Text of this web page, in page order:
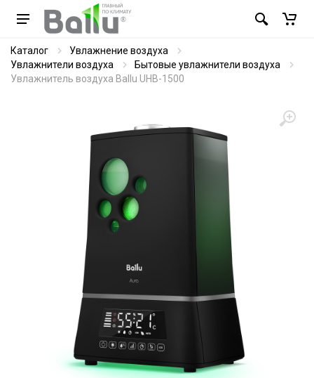
Каталог
Увлажнение воздуха
Увлажнители воздуха
Бытовые увлажнители воздуха
Увлажнитель воздуха Ballu UHB-1500